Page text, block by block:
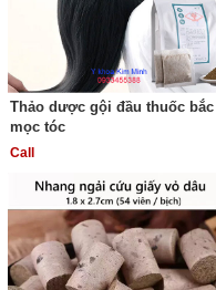
Thảo dược gội đầu thuốc bắc
mọc tóc
Call